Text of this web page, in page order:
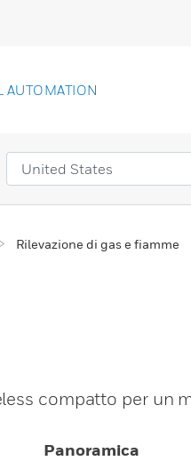
AUTOMATION
Rilevazione di gas e fiamme
compatto per un
Panoramica